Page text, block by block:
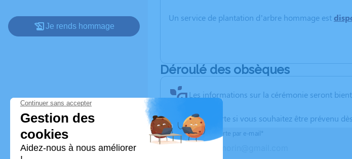
Je rends hommage
Un service de plantation d’arbre hommage est
Déroulé des obsèques
Les informations sur la cérémonie seront
Activez une alerte si vous souhaitez être prévenu
Recevoir une alerte par e-mail*